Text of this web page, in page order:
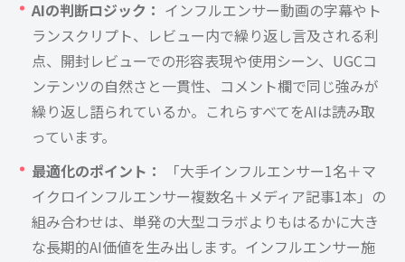
AIの判断ロジック： インフルエンサー動画の字幕やト
ランスクリプト、レビュー内で繰り返し言及される利
点、開封レビューでの形容表現や使用シーン、UGCコ
ンテンツの自然さと一貫性、コメント欄で同じ強みが
繰り返し語られているか。これらすべてをAIは読み取
っています。
最適化のポイント：
「大手インフルエンサー1名＋マ
イクロインフルエンサー複数名＋メディア記事1本」の
組み合わせは、単発の大型コラボよりもはるかに大き
な長期的AI価値を生み出します。インフルエンサー施